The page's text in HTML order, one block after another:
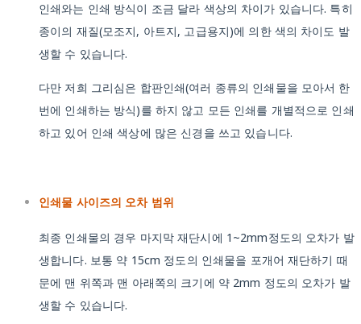
인쇄와는 인쇄 방식이 조금 달라 색상의 차이가 있습니다. 특히
종이의 재질(모조지, 아트지, 고급용지)에 의한 색의 차이도 발
생할 수 있습니다.
다만 저희 그리심은 합판인쇄(여러 종류의 인쇄물을 모아서 한
번에 인쇄하는 방식)를 하지 않고 모든 인쇄를 개별적으로 인쇄
하고 있어 인쇄 색상에 많은 신경을 쓰고 있습니다.
인쇄물 사이즈의 오차 범위
최종 인쇄물의 경우 마지막 재단시에 1~2mm정도의 오차가 발
생합니다. 보통 약 15cm 정도의 인쇄물을 포개어 재단하기 때
문에 맨 위쪽과 맨 아래쪽의 크기에 약 2mm 정도의 오차가 발
생할 수 있습니다.